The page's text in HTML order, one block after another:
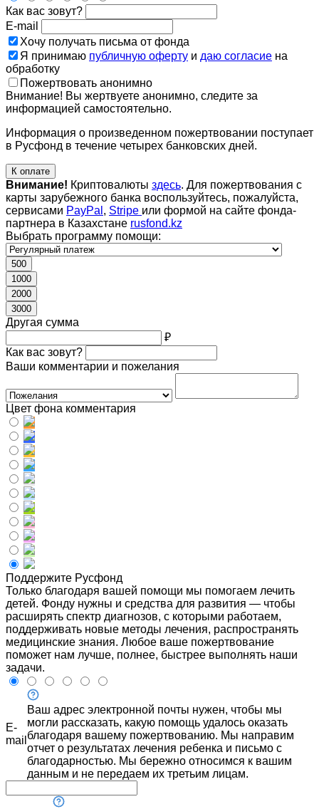
Как вас зовут?
E-mail
Хочу получать письма от фонда
Я принимаю публичную оферту и даю согласие на
обработку
Пожертвовать анонимно
Внимание! Вы жертвуете анонимно, следите за
информацией самостоятельно.
Информация о произведенном пожертвовании поступает
в Русфонд в течение четырех банковских дней.
К оплате
Внимание! Криптовалюты здесь. Для пожертвования с
карты зарубежного банка воспользуйтесь, пожалуйста,
сервисами PayPal , Stripe или формой на сайте фонда-
партнера в Казахстане rusfond.kz
Выбрать программу помощи:
500
1000
2000
3000
Другая сумма
₽
Как вас зовут?
Ваши комментарии и пожелания
Цвет фона комментария
Поддержите Русфонд
Только благодаря вашей помощи мы помогаем лечить
детей. Фонду нужны и средства для развития — чтобы
расширять спектр диагнозов, с которыми работаем,
поддерживать новые методы лечения, распространять
медицинские знания. Любое ваше пожертвование
поможет нам лучше, полнее, быстрее выполнять наши
задачи.
E-
mail
Ваш адрес электронной почты нужен, чтобы мы
могли рассказать, какую помощь удалось оказать
благодаря вашему пожертвованию. Мы направим
отчет о результатах лечения ребенка и письмо с
благодарностью. Мы бережно относимся к вашим
данным и не передаем их третьим лицам.